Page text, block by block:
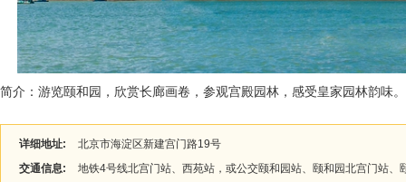
简介：游览颐和园，欣赏长廊画卷，参观宫殿园林，感受皇家园林韵味。
详细地址:
北京市海淀区新建宫门路19号
交通信息:
地铁4号线北宫门站、西苑站，或公交颐和园站、颐和园北宫门站